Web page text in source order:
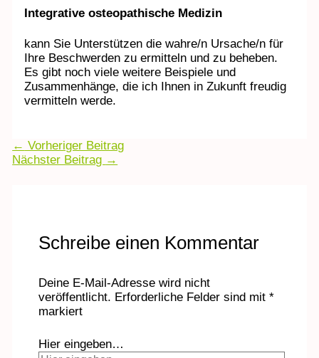
Integrative osteopathische Medizin
kann Sie Unterstützen die wahre/n Ursache/n für
Ihre Beschwerden zu ermitteln und zu beheben.
Es gibt noch viele weitere Beispiele und
Zusammenhänge, die ich Ihnen in Zukunft freudig
vermitteln werde.
← Vorheriger Beitrag
Nächster Beitrag →
Schreibe einen Kommentar
Deine E-Mail-Adresse wird nicht
veröffentlicht. Erforderliche Felder sind mit *
markiert
Hier eingeben…